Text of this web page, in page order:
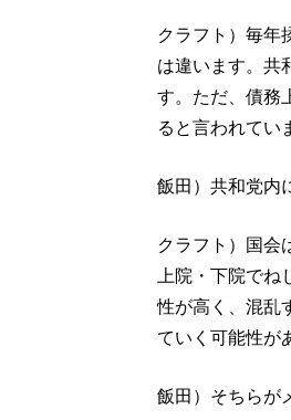
クラフト）毎年
は違います。共
す。ただ、債務
ると言われてい
飯田）共和党内
クラフト）国会
上院・下院で
性が高く、混乱
ていく可能性が
飯田）そちらが